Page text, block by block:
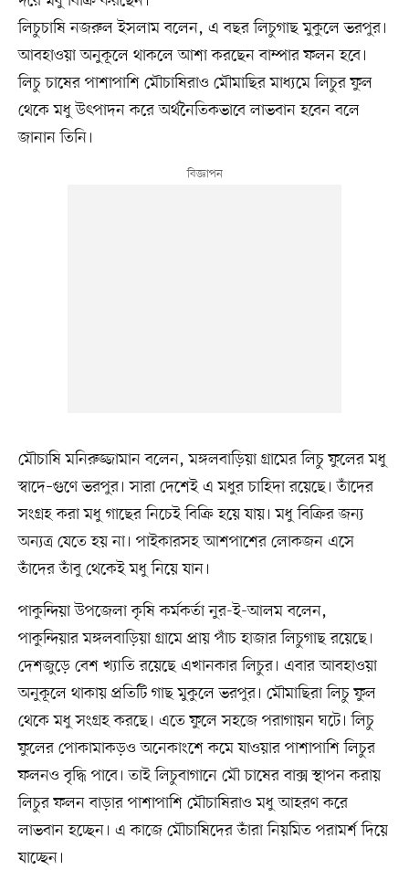
লিচুচাষি নজরুল ইসলাম বলেন, এ বছর লিচুগাছ মুকুলে ভরপুর।
আবহাওয়া অনুকূলে থাকলে আশা করছেন বাম্পার ফলন হবে।
লিচু চাষের পাশাপাশি মৌচাষিরাও মৌমাছির মাধ্যমে লিচুর ফুল
থেকে মধু উৎপাদন করে অর্থনৈতিকভাবে লাভবান হবেন বলে
জানান তিনি।
মৌচাষি মনিরুজ্জামান বলেন, মঙ্গলবাড়িয়া গ্রামের লিচু ফুলের মধু
স্বাদে–গুণে ভরপুর। সারা দেশেই এ মধুর চাহিদা রয়েছে। তাঁদের
সংগ্রহ করা মধু গাছের নিচেই বিক্রি হয়ে যায়। মধু বিক্রির জন্য
অন্যত্র যেতে হয় না। পাইকারসহ আশপাশের লোকজন এসে
তাঁদের তাঁবু থেকেই মধু নিয়ে যান।
পাকুন্দিয়া উপজেলা কৃষি কর্মকর্তা নুর-ই-আলম বলেন,
পাকুন্দিয়ার মঙ্গলবাড়িয়া গ্রামে প্রায় পাঁচ হাজার লিচুগাছ রয়েছে।
দেশজুড়ে বেশ খ্যাতি রয়েছে এখানকার লিচুর। এবার আবহাওয়া
অনুকূলে থাকায় প্রতিটি গাছ মুকুলে ভরপুর। মৌমাছিরা লিচু ফুল
থেকে মধু সংগ্রহ করছে। এতে ফুলে সহজে পরাগায়ন ঘটে। লিচু
ফুলের পোকামাকড়ও অনেকাংশে কমে যাওয়ার পাশাপাশি লিচুর
ফলনও বৃদ্ধি পাবে। তাই লিচুবাগানে মৌ চাষের বাক্স স্থাপন করায়
লিচুর ফলন বাড়ার পাশাপাশি মৌচাষিরাও মধু আহরণ করে
লাভবান হচ্ছেন। এ কাজে মৌচাষিদের তাঁরা নিয়মিত পরামর্শ দিয়ে
যাচ্ছেন।